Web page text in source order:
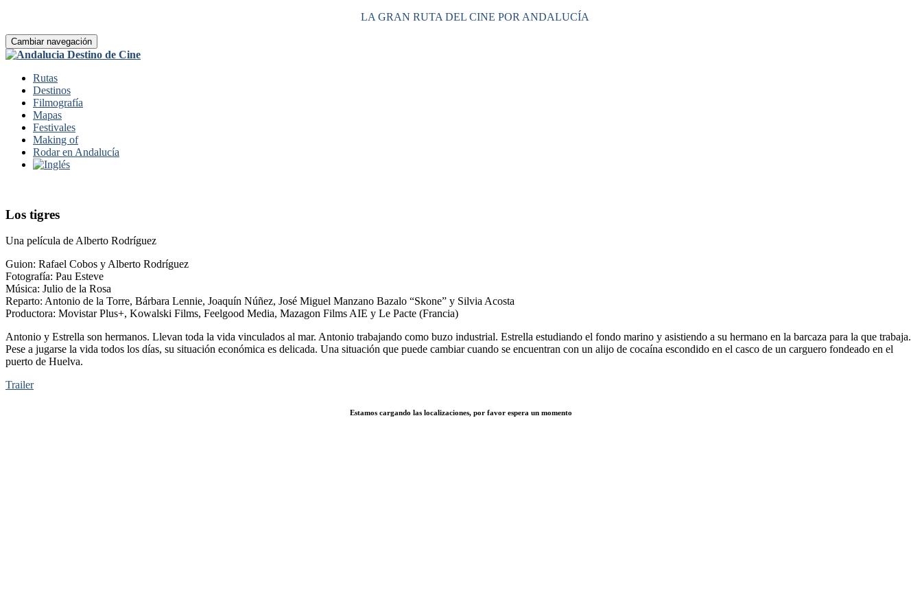
LA GRAN RUTA DEL CINE POR ANDALUCÍA
Cambiar navegación
Rutas
Destinos
Filmografía
Mapas
Festivales
Making of
Rodar en Andalucía
Los tigres
Una película de Alberto Rodríguez
Guion: Rafael Cobos y Alberto Rodríguez
Fotografía: Pau Esteve
Música: Julio de la Rosa
Reparto: Antonio de la Torre, Bárbara Lennie, Joaquín Núñez, José Miguel Manzano Bazalo “Skone” y Silvia Acosta
Productora: Movistar Plus+, Kowalski Films, Feelgood Media, Mazagon Films AIE y Le Pacte (Francia)
Antonio y Estrella son hermanos. Llevan toda la vida vinculados al mar. Antonio trabajando como buzo industrial. Estrella estudiando el fondo marino y asistiendo a su hermano en la barcaza para la que trabaja.
Pese a jugarse la vida todos los días, su situación económica es delicada. Una situación que puede cambiar cuando se encuentran con un alijo de cocaína escondido en el casco de un carguero fondeado en el
puerto de Huelva.
Trailer
Estamos cargando las localizaciones, por favor espera un momento